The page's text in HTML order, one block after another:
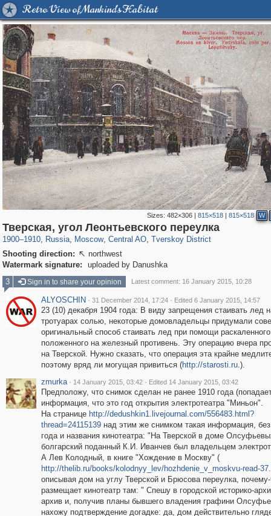
Retro View of Mankind's Habitat
Sizes: 482×306| 815×518| 815×518 W
Тверская, угол Леонтьевского переулка
1900–1910, Russia
1,406,144 29,243
, Moscow
319,779 8,286
, Central AO
159,978 5,916
, Tverskoy District
53,034 2,283
Shooting direction:  northwest
Watermark signature:
uploaded by Danushka
3
Sign in to share your opinion Latest comment: 16 January 2015, 10:28
ALYOSCHIN · 31 December 2014, 17:24 · Edited 6 January 2015, 14:57
23 (10) декабря 1904 года: В виду запрещения стаивать лед
тротуарах солью, некоторые домовладельцы придумали
оригинальный способ стаивать лед при помощи
положенного на железный противень. Эту операцию вчера
на Тверской. Нужно сказать, что операция эта крайне
поэтому вряд ли могущая привиться (http://starosti.ru.).
zmurka · 14 January 2015, 03:42 · Edited 14 January 2015, 03:42
Предположу, что снимок сделан не ранее 1910 года
информация, что это год открытия электротеатра "Миньон".
На странице http://dedushkin1.livejournal.com/556483.html?
thread=24115139над этим же снимком такая информация, без
года и названия кинотеатра: "На Тверской в доме
болгарский поданный К.И. Иванчев был владельцем
А Лев Колодный, в книге "Хождение в Москву" (
http://thelib.ru/books/kolodnyy_lev/hozhdenie_v_moskvu-read-
описывая дом на углу Тверской и Брюсова переулка, почему-
размещает кинотеатр там: " Спешу в городской историко-
архив и, получив планы бывшего владения графини
нахожу подтверждение догадке: да, дом действительно